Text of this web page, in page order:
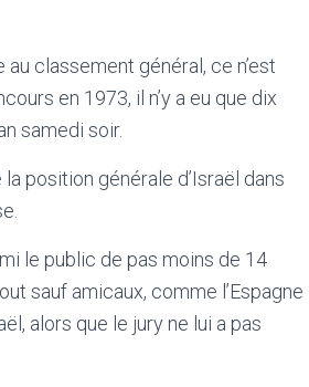
classement général, ce n’est
en 1973, il n’y a eu que dix
samedi soir.
position générale d’Israël dans
le public de pas moins de 14
sauf amicaux, comme l’Espagne
alors que le jury ne lui a pas